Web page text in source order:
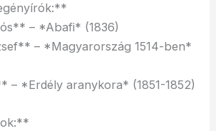
– *Abafi* (1836)
– *Magyarország 1514-ben*
*Erdély aranykora* (1851-1852)